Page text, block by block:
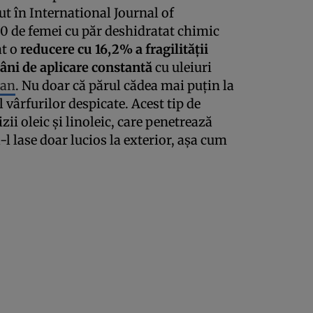
în International Journal of
de femei cu păr deshidratat chimic
o reducere cu 16,2% a fragilității
de aplicare constantăcu uleiuri
. Nu doar că părul cădea mai puțin la
despicate. Acest tip de
oleic și linoleic, care penetrează
lase doar lucios la exterior, așa cum